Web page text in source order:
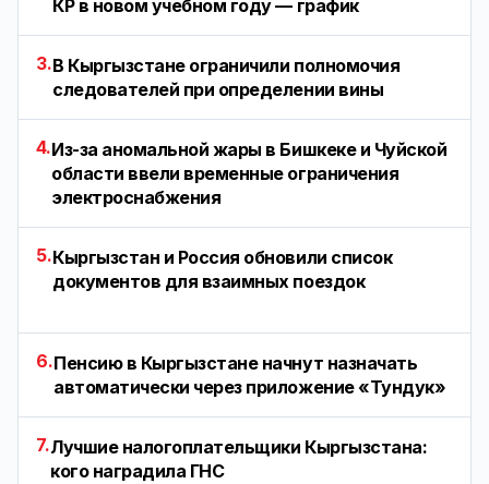
КР в новом учебном году — график
3.В Кыргызстане ограничили полномочия
следователей при определении вины
4.Из-за аномальной жары в Бишкеке и Чуйской
области ввели временные ограничения
электроснабжения
5.Кыргызстан и Россия обновили список
документов для взаимных поездок
6.Пенсию в Кыргызстане начнут назначать
автоматически через приложение «Тундук»
7.Лучшие налогоплательщики Кыргызстана:
кого наградила ГНС